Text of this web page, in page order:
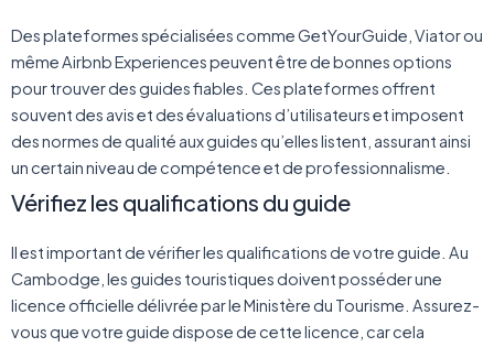
Des plateformes spécialisées comme GetYourGuide, Viator ou
même Airbnb Experiences peuvent être de bonnes options
pour trouver des guides fiables. Ces plateformes offrent
souvent des avis et des évaluations d’utilisateurs et imposent
des normes de qualité aux guides qu’elles listent, assurant ainsi
un certain niveau de compétence et de professionnalisme.
Vérifiez les qualifications du guide
Il est important de vérifier les qualifications de votre guide. Au
Cambodge, les guides touristiques doivent posséder une
licence officielle délivrée par le Ministère du Tourisme. Assurez-
vous que votre guide dispose de cette licence, car cela